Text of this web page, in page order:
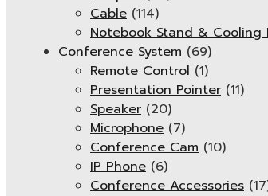
Cable (114)
Notebook Stand & Cooling
Conference System (69)
Remote Control (1)
Presentation Pointer (11)
Speaker (20)
Microphone (7)
Conference Cam (10)
IP Phone (6)
Conference Accessories